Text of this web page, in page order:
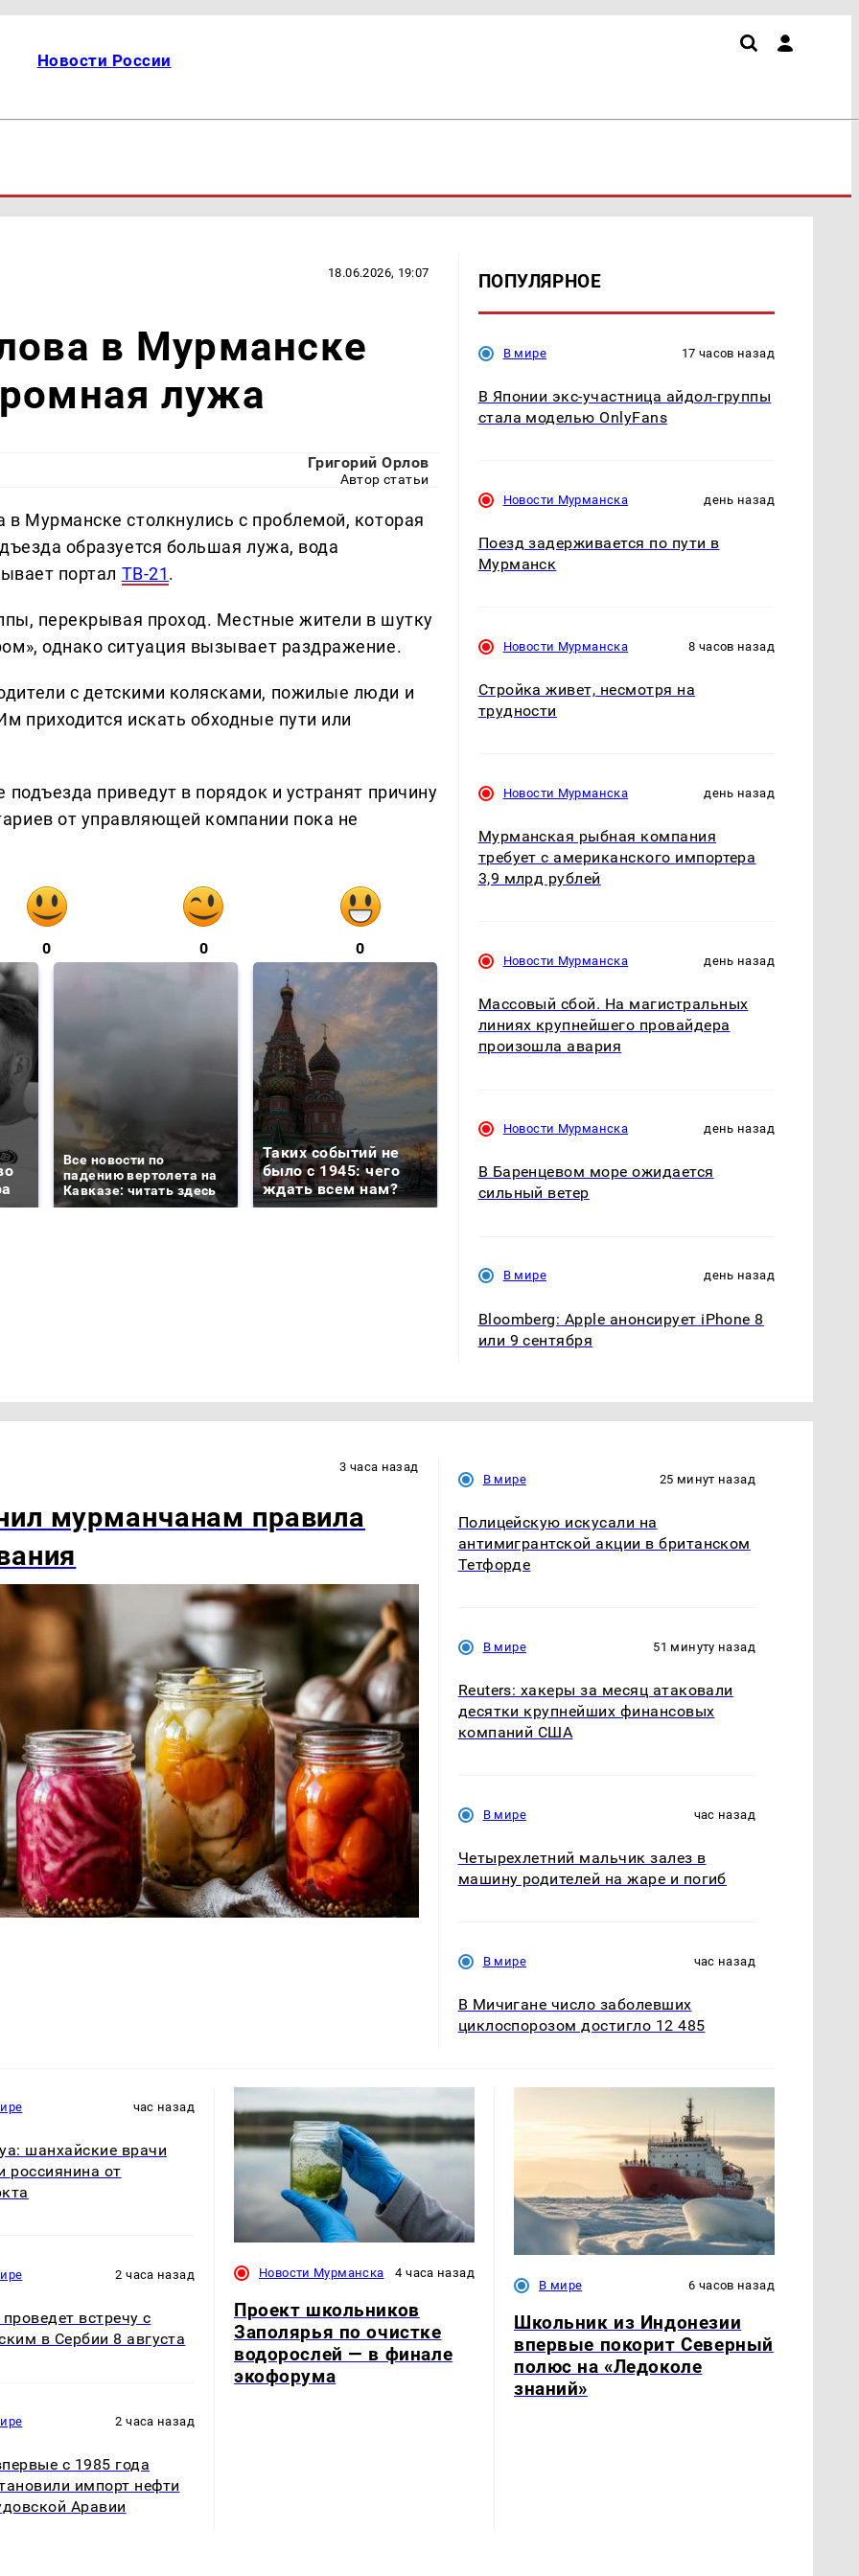
Новости России
18.06.2026, 19:07
в Мурманске
лужа
Григорий Орлов
Автор статьи
Мурманске столкнулись с проблемой, которая
образуется большая лужа, вода
портал ТВ-21.
перекрывая проход. Местные жители в шутку
однако ситуация вызывает раздражение.
с детскими колясками, пожилые люди и
приходится искать обходные пути или
приведут в порядок и устранят причину
от управляющей компании пока не
0 0 0
Все новости по
падению вертолета на
Кавказе: читать здесь
Таких событий не
было с 1945: чего
ждать всем нам?
ажиотаж из-за этого
продукта: что купить?
СМИ: В Химках на
машину напали и
ПОПУЛЯРНОЕ
В мире 17 часов назад
В Японии экс-участница айдол-группы
стала моделью OnlyFans
Новости Мурманска день назад
Поезд задерживается по пути в
Мурманск
Новости Мурманска 8 часов назад
Стройка живет, несмотря на
трудности
Новости Мурманска день назад
Мурманская рыбная компания
требует с американского импортера
3,9 млрд рублей
Новости Мурманска день назад
Массовый сбой. На магистральных
линиях крупнейшего провайдера
произошла авария
Новости Мурманска день назад
В Баренцевом море ожидается
сильный ветер
В мире день назад
Bloomberg: Apple анонсирует iPhone 8
или 9 сентября
3 часа назад
мурманчанам правила
В мире 25 минут назад
Полицейскую искусали на
антимигрантской акции в британском
Тетфорде
В мире 51 минуту назад
Reuters: хакеры за месяц атаковали
десятки крупнейших финансовых
компаний США
В мире час назад
Четырехлетний мальчик залез в
машину родителей на жаре и погиб
В мире час назад
В Мичигане число заболевших
циклоспорозом достигло 12 485
час назад
шанхайские врачи
россиянина от
2 часа назад
встречу с
в Сербии 8 августа
2 часа назад
с 1985 года
импорт нефти
Аравии
Новости Мурманска 4 часа назад
Проект школьников
Заполярья по очистке
водорослей — в финале
экофорума
В мире 6 часов назад
Школьник из Индонезии
впервые покорит Северный
полюс на «Ледоколе
знаний»